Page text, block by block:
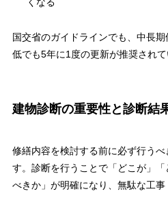
くなる
国交省のガイドラインでも、中長
低でも5年に1度の更新が推奨されて
建物診断の重要性と診断結
修繕内容を検討する前に必ず行う
す。診断を行うことで「どこが」
べきか」が明確になり、無駄な工